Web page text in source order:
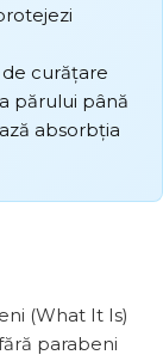
curățare
părului până
absorbția
(What It Is)
parabeni